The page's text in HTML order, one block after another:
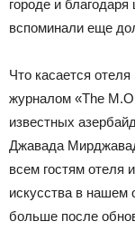
городе и
вспоминали еще
Что касается
журналом «The
известных
Джавада
всем гостям отеля
искусства в
больше после